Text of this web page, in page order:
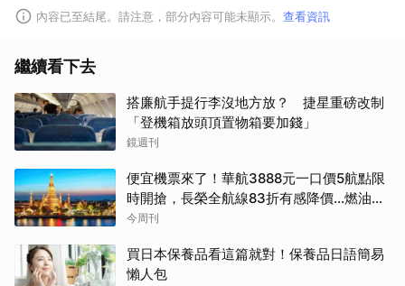
內容已至結尾。請注意，部分內容可能未顯示。 查看資訊
繼續看下去
搭廉航手提行李沒地方放？ 捷星重磅改制
「登機箱放頭頂置物箱要加錢」
鏡週刊
便宜機票來了！華航3888元一口價5航點限
時開搶，長榮全航線83折有感降價…燃油稅
8/9調漲早買早省
今周刊
買日本保養品看這篇就對！保養品日語簡易
懶人包